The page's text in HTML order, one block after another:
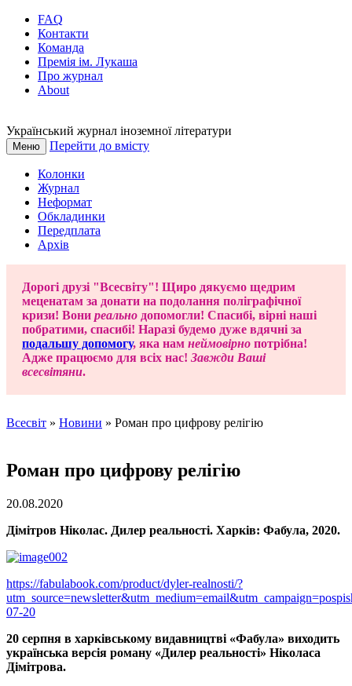
FAQ
Контакти
Команда
Премія ім. Лукаша
Про журнал
About
Український журнал іноземної літератури
Меню Перейти до вмісту
Колонки
Журнал
Неформат
Обкладинки
Передплата
Архів
Дорогі друзі "Всесвіту"! Щиро дякуємо щедрим
меценатам за донати на подолання поліграфічної
кризи! Вони реально допомогли! Спасибі, вірні наші
побратими, спасибі! Наразі будемо дуже вдячні за
подальшу допомогу, яка нам неймовірно потрібна!
Адже працюємо для всіх нас! Завжди Ваші
всесвітяни.
Всесвіт » Новини » Роман про цифрову релігію
Роман про цифрову релігію
20.08.2020
Дімітров Ніколас. Дилер реальності. Харків: Фабула, 2020.
https://fabulabook.com/product/dyler-realnosti/?
07-20
20 серпня в харківському видавництві «Фабула» виходить
українська версія роману «Дилер реальності» Ніколаса
Дімітрова.